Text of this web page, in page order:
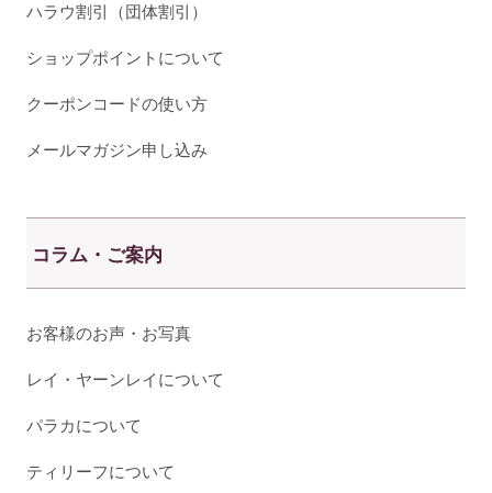
ハラウ割引（団体割引）
ショップポイントについて
クーポンコードの使い方
メールマガジン申し込み
コラム・ご案内
お客様のお声・お写真
レイ・ヤーンレイについて
パラカについて
ティリーフについて